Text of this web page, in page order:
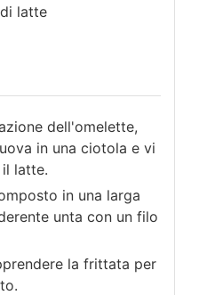
latte
dell'omelette,
in una ciotola e vi
latte.
in una larga
unta con un filo
la frittata per